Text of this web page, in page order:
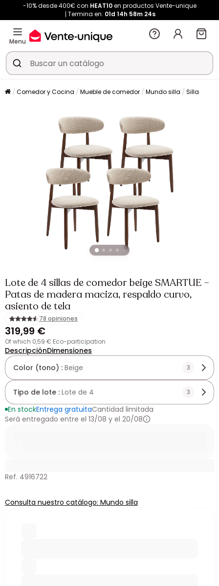
-10% desde 400€ con HEAT10en productos Vente-unique
Termina en: 01d 14h 58m 24s
Menu
Comedor y Cocina Mueble de comedor Mundo silla Silla
Lote de 4 sillas de comedor beige SMARTUE –
Patas de madera maciza, respaldo curvo,
asiento de tela
78 opiniones
319,99 €
of which 0,59 € Eco-participation
DescripciónDimensiones
Color (tono) : Beige 3
Tipo de lote : Lote de 4 3
En stockEntrega gratuitaCantidad limitada
Será entregado entre el 13/08 y el 20/08
Ref. 4916722
Consulta nuestro catálogo: Mundo silla